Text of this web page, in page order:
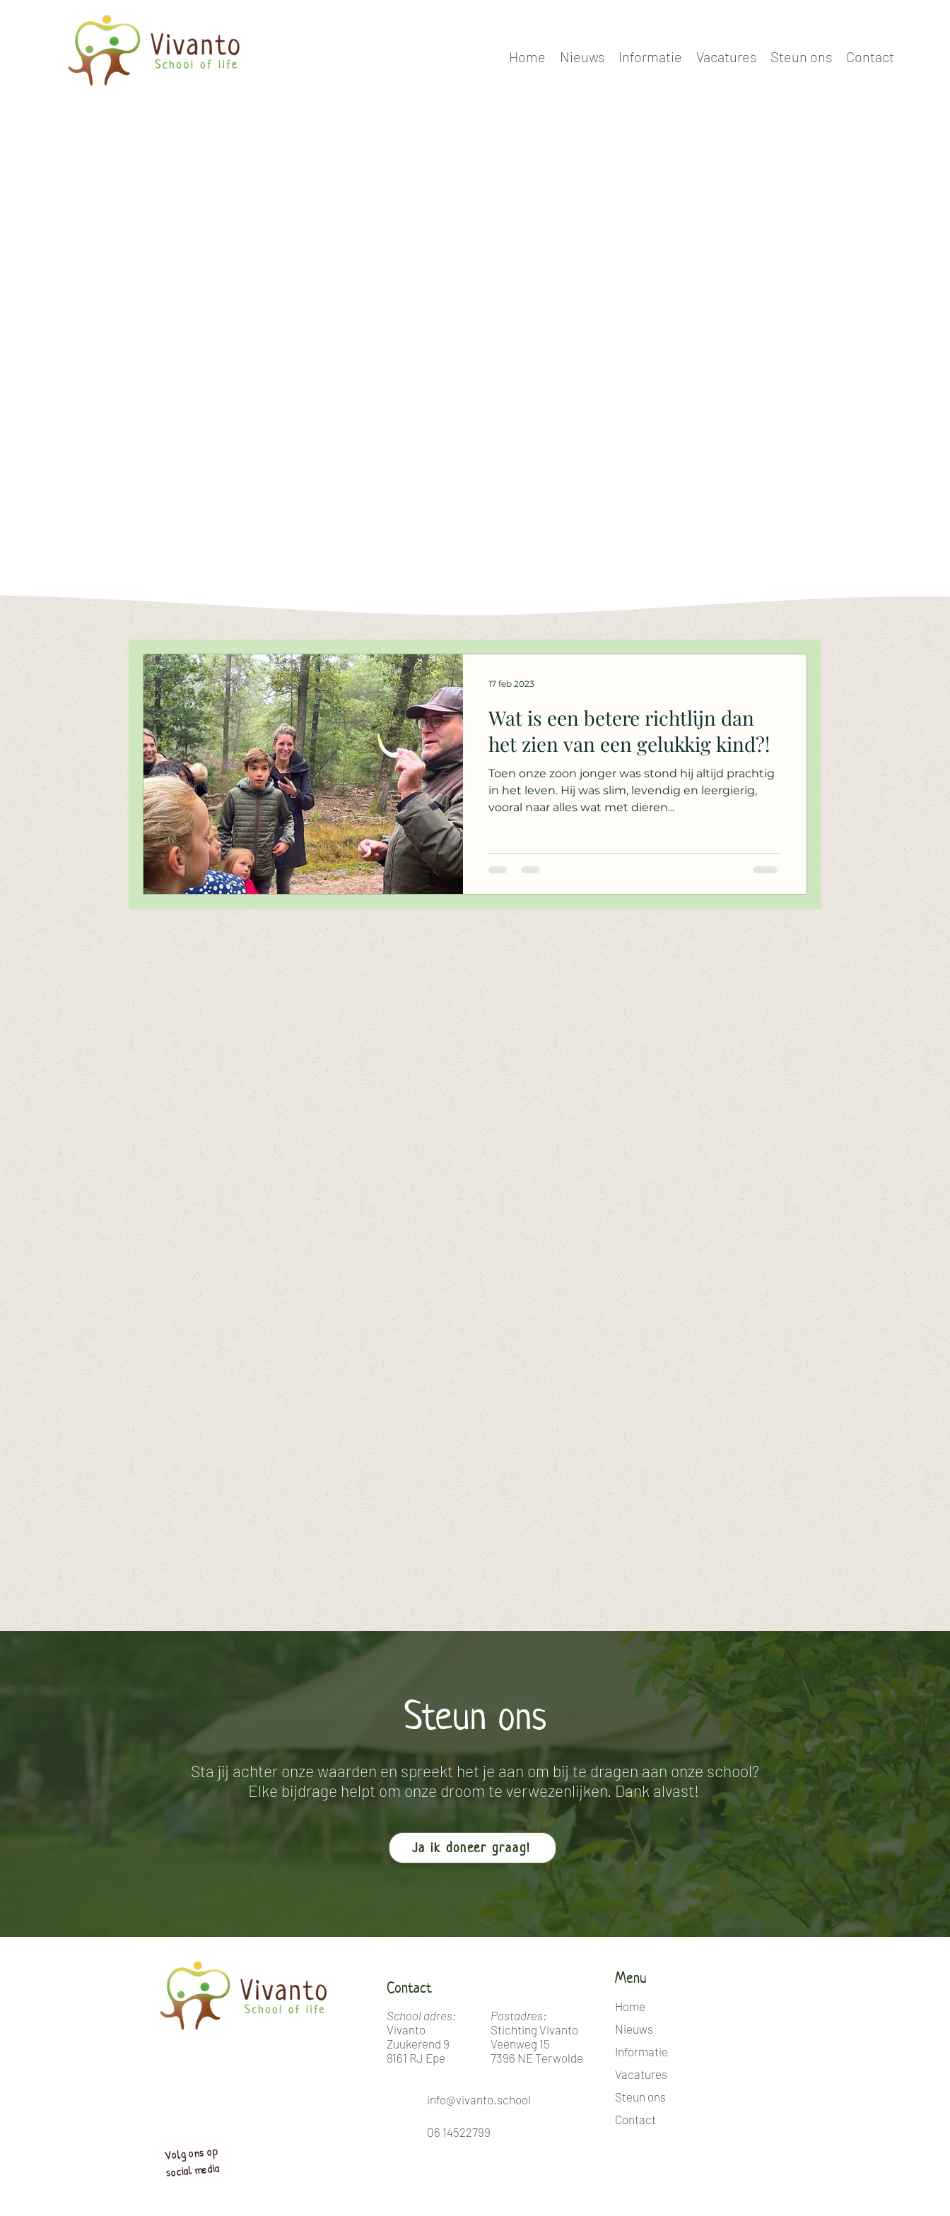
Home Nieuws Informatie Vacatures Steun ons Contact
Wat is een betere richtlijn dan
het zien van een gelukkig kind?!
Toen onze zoon jonger was stond hij altijd prachtig
in het leven. Hij was slim, levendig en leergierig,
vooral naar alles wat met dieren...
17 feb 2023
Steun ons
Sta jij achter onze waarden en spreekt het je aan om bij te dragen aan onze school?
Elke bijdrage helpt om onze droom te verwezenlijken. Dank alvast!
Ja ik doneer graag!
Volg ons op
social media
Contact
School adres:
Vivanto
Zuukerend 9
8161 RJ Epe
Postadres:
Stichting Vivanto
Veenweg 15
7396 NE Terwolde
info@vivanto.school
06 14522799
Menu
Home
Nieuws
Informatie
Vacatures
Steun ons
Contact